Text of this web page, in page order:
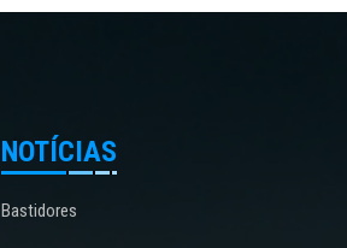
NOTÍCIAS
Bastidores